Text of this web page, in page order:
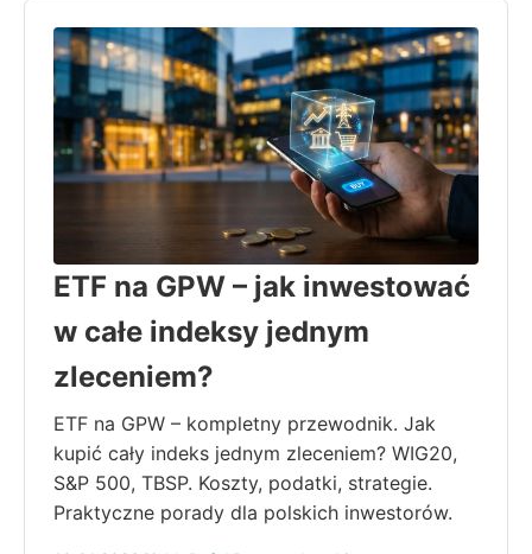
ETF na GPW – jak inwestować
w całe indeksy jednym
zleceniem?
ETF na GPW – kompletny przewodnik. Jak
kupić cały indeks jednym zleceniem? WIG20,
S&P 500, TBSP. Koszty, podatki, strategie.
Praktyczne porady dla polskich inwestorów.